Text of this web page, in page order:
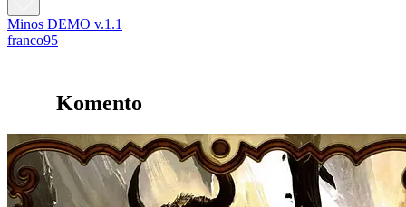
Minos DEMO v.1.1
franco95
Komento